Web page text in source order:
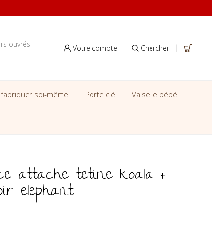
ouvrés Votre compte Chercher
fabriquer soi-même Porte clé Vaiselle bébé
attache tetine koala +
elephant